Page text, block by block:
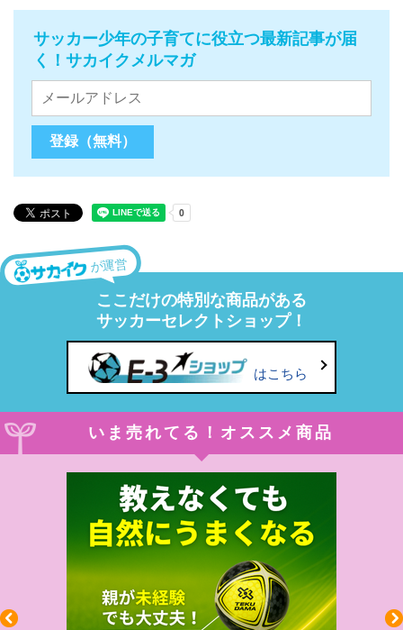
サッカー少年の子育てに役立つ最新記事が届
く！サカイクメルマガ
が運営
ここだけの特別な商品がある
サッカーセレクトショップ！
はこちら
いま売れてる！オススメ商品